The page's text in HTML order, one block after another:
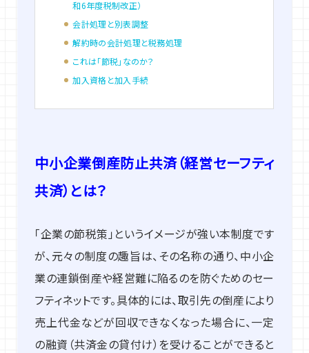
和6年度税制改正）
会計処理と別表調整
解約時の会計処理と税務処理
これは「節税」なのか？
加入資格と加入手続
中小企業倒産防止共済（経営セーフティ
共済）とは？
「企業の節税策」というイメージが強い本制度です
が、元々の制度の趣旨は、その名称の通り、中小企
業の連鎖倒産や経営難に陥るのを防ぐためのセー
フティネットです。具体的には、取引先の倒産により
売上代金などが回収できなくなった場合に、一定
の融資（共済金の貸付け）を受けることができると